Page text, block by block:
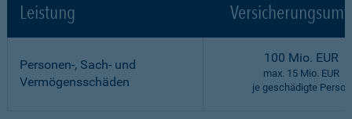
Leistung
Personen-, Sach- und
Vermögensschäden
100 Mio. EUR
max. 15 Mio. EUR
je geschädigte Person